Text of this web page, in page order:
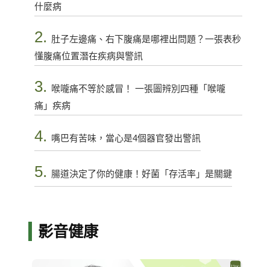
什麼病
2. 肚子左邊痛、右下腹痛是哪裡出問題？一張表秒
懂腹痛位置潛在疾病與警訊
3.
喉嚨痛不等於感冒！ 一張圖辨別四種「喉嚨
痛」疾病
4. 嘴巴有苦味，當心是4個器官發出警訊
5. 腸道決定了你的健康！好菌「存活率」是關鍵
影音健康